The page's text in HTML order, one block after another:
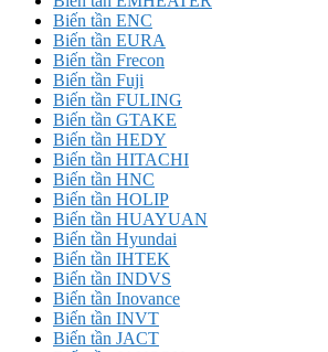
Biến tần ENC
Biến tần EURA
Biến tần Frecon
Biến tần Fuji
Biến tần FULING
Biến tần GTAKE
Biến tần HEDY
Biến tần HITACHI
Biến tần HNC
Biến tần HOLIP
Biến tần HUAYUAN
Biến tần Hyundai
Biến tần IHTEK
Biến tần INDVS
Biến tần Inovance
Biến tần INVT
Biến tần JACT